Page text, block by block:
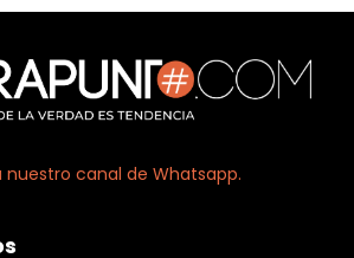
nuestro canal de Whatsapp.